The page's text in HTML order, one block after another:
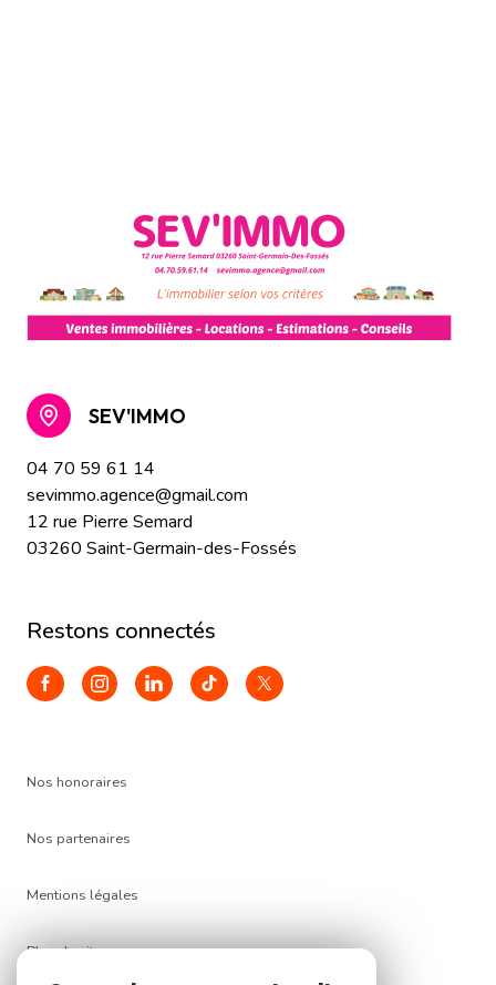
SEV'IMMO
04 70 59 61 14
sevimmo.agence@gmail.com
12 rue Pierre Semard
03260 Saint-Germain-des-Fossés
restons connectés
Nos honoraires
Nos partenaires
Mentions légales
Plan du site